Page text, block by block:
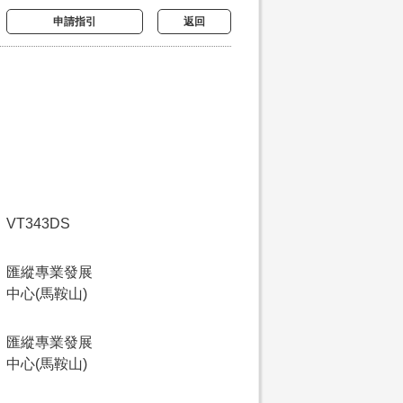
申請指引 返回
VT343DS
匯縱專業發展
中心(馬鞍山)
匯縱專業發展
中心(馬鞍山)